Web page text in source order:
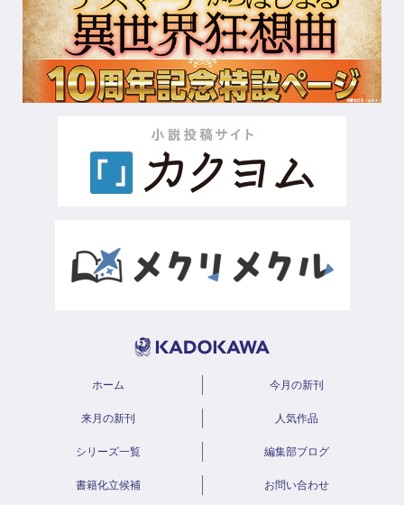
ホーム 今月の新刊
来月の新刊 人気作品
シリーズ一覧 編集部ブログ
書籍化立候補 お問い合わせ